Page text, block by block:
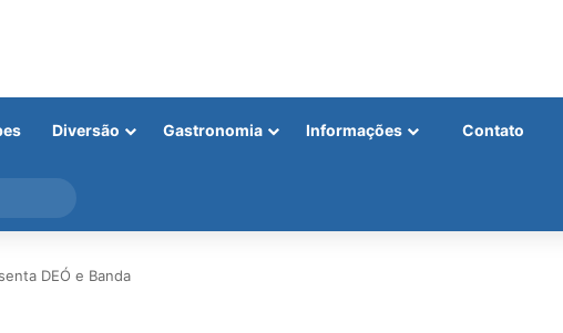
Diversão Gastronomia Informações Contato
por
DEÓ e Banda